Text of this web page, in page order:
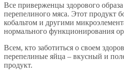
Все приверженцы здорового
перепелиного мяса. Этот продукт
кобальтом и другими
нормального функционирования
Всем, кто заботиться о своем
перепелиные яйца – вкусный и
продукт.